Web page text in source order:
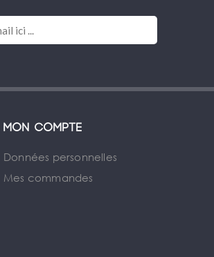
Mon compte
Données personnelles
Mes commandes